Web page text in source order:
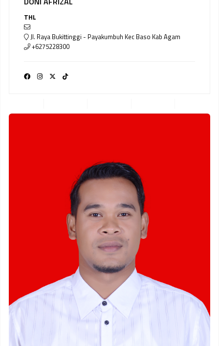
THL
Jl. Raya Bukittinggi - Payakumbuh Kec Baso Kab Agam
+6275228300